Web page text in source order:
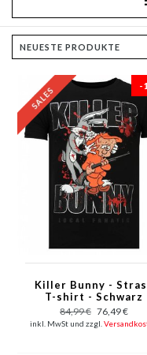
-
Killer Bunny -
T-shirt - Schwarz
84,99 € 76,49 €
inkl. MwSt und zzgl.